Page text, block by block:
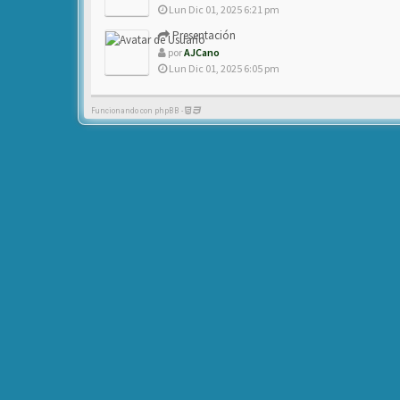
Lun Dic 01, 2025 6:21 pm
Presentación
porAJCano
Lun Dic 01, 2025 6:05 pm
Funcionando con phpBB -